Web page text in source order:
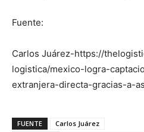
Fuente:
Carlos Juárez-https://
logistica/mexico-logra-
extranjera-directa-gracias-a-
FUENTE
Carlos Juárez